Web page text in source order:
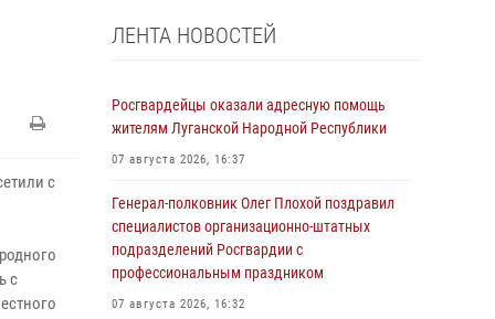
с
с
ЛЕНТА НОВОСТЕЙ
Росгвардейцы оказали адресную помощь
жителям Луганской Народной Республики
07 августа 2026, 16:37
Генерал-полковник Олег Плохой поздравил
специалистов организационно-штатных
подразделений Росгвардии с
профессиональным праздником
07 августа 2026, 16:32